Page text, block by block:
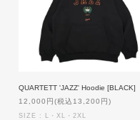
QUARTETT 'JAZZ' Hoodie [BLACK]
12,000円(税込13,200円)
SIZE : L・XL・2XL